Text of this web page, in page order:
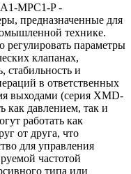
MPC1-P -
предназначенные для
технике.
параметры
клапанах,
стабильность и
в ответственных
выходами (серия XMD-
как давлением, так и
работать как
от друга, что
для управления
частотой
типа или